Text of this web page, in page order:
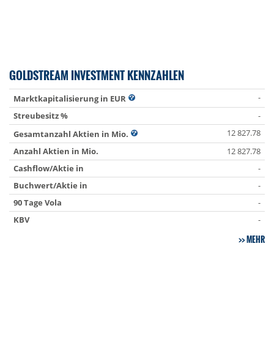
GOLDSTREAM INVESTMENT KENNZAHLEN
Marktkapitalisierung in EUR
-
Streubesitz %
-
Gesamtanzahl Aktien in Mio.
12 827.78
Anzahl Aktien in Mio.
12 827.78
Cashflow/Aktie in
-
Buchwert/Aktie in
-
90 Tage Vola
-
KBV
-
MEHR